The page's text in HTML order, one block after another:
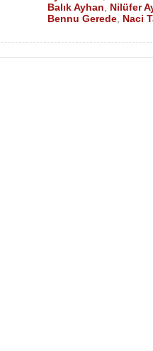
Balık Ayhan
Nilüfer
Bennu Gerede Naci